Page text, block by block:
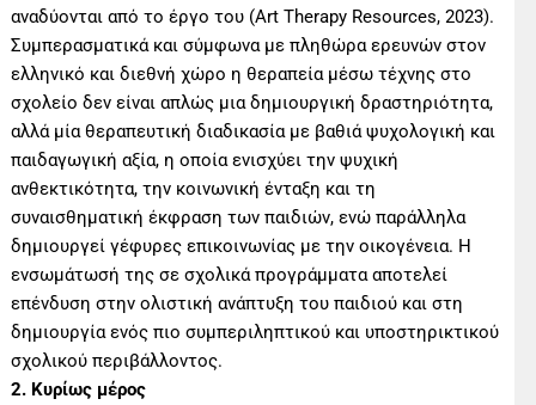
αναδύονται από το έργο του (Art Therapy Resources, 2023).
Συμπερασματικά και σύμφωνα με πληθώρα ερευνών στον
ελληνικό και διεθνή χώρο η θεραπεία μέσω τέχνης στο
σχολείο δεν είναι απλώς μια δημιουργική δραστηριότητα,
αλλά μία θεραπευτική διαδικασία με βαθιά ψυχολογική και
παιδαγωγική αξία, η οποία ενισχύει την ψυχική
ανθεκτικότητα, την κοινωνική ένταξη και τη
συναισθηματική έκφραση των παιδιών, ενώ παράλληλα
δημιουργεί γέφυρες επικοινωνίας με την οικογένεια. Η
ενσωμάτωσή της σε σχολικά προγράμματα αποτελεί
επένδυση στην ολιστική ανάπτυξη του παιδιού και στη
δημιουργία ενός πιο συμπεριληπτικού και υποστηρικτικού
σχολικού περιβάλλοντος.
2. Κυρίως μέρος